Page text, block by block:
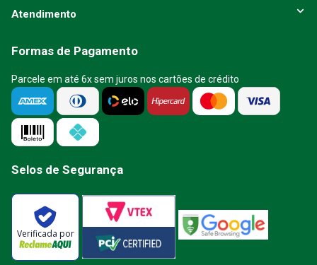
Atendimento
Formas de Pagamento
Parcele em até 6x sem juros nos cartões de crédito
Selos de Segurança
Verificada por